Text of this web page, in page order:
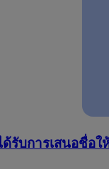
ด้รับการเสนอชื่อ